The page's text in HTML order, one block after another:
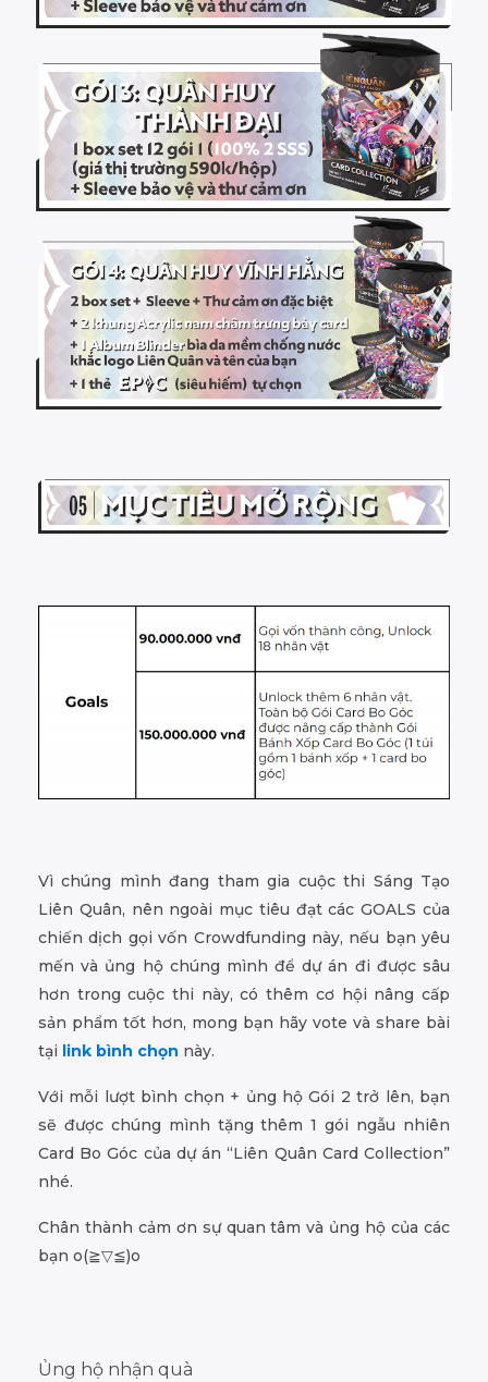
Vì chúng mình đang tham gia cuộc thi Sáng Tạo
Liên Quân, nên ngoài mục tiêu đạt các GOALS của
chiến dịch gọi vốn Crowdfunding này, nếu bạn yêu
mến và ủng hộ chúng mình để dự án đi được sâu
hơn trong cuộc thi này, có thêm cơ hội nâng cấp
sản phẩm tốt hơn, mong bạn hãy vote và share bài
tại link bình chọn này.
Với mỗi lượt bình chọn + ủng hộ Gói 2 trở lên, bạn
sẽ được chúng mình tặng thêm 1 gói ngẫu nhiên
Card Bo Góc của dự án “Liên Quân Card Collection”
nhé.
Chân thành cảm ơn sự quan tâm và ủng hộ của các
bạn o(≧▽≦)o
Ủng hộ nhận quà